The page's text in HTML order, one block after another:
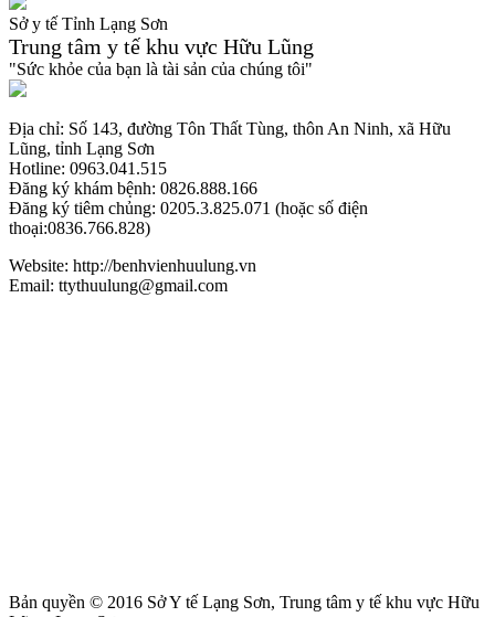
Sở y tế Tỉnh Lạng Sơn
Trung tâm y tế khu vực Hữu Lũng
"Sức khỏe của bạn là tài sản của chúng tôi"
Địa chỉ: Số 143, đường Tôn Thất Tùng, thôn An Ninh, xã Hữu
Lũng, tỉnh Lạng Sơn
Hotline: 0963.041.515
Đăng ký khám bệnh: 0826.888.166
Đăng ký tiêm chủng: 0205.3.825.071 (hoặc số điện
thoại:0836.766.828)
Website: http://benhvienhuulung.vn
Email: ttythuulung@gmail.com
Bản quyền © 2016 Sở Y tế Lạng Sơn, Trung tâm y tế khu vực Hữu